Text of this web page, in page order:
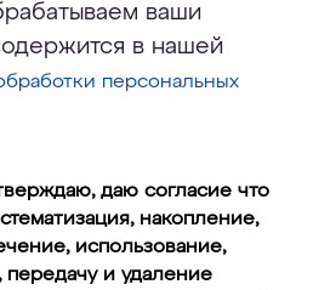
ваши
в нашей
персональных
даю согласие что
накопление,
использование,
передачу и удаление